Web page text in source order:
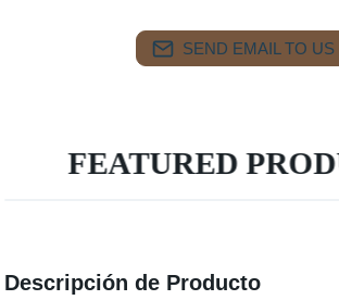
SEND EMAIL TO US
FEATURED
Descripción de Producto